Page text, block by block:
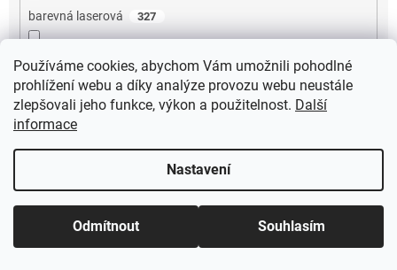
Používáme cookies, abychom Vám umožnili pohodlné
prohlížení webu a díky analýze provozu webu neustále
zlepšovali jeho funkce, výkon a použitelnost. Další
informace
Nastavení
Odmítnout Souhlasím
barevná laserová 327
černobílá laserová 350
etiketovací kleště 4
inkoustová 248
jehličková 3